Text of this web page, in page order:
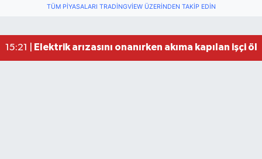
TÜM PIYASALARI TRADINGVIEW ÜZERINDEN TAKIP EDIN
15:21 | Elektrik arızasını onanırken akıma kapılan işçi